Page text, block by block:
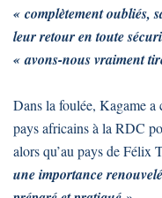
« complètement oubliés,
leur retour en toute
« avons-nous vraiment
Dans la foulée, Kagame a
pays africains à la RDC
alors qu’au pays de Félix
une importance